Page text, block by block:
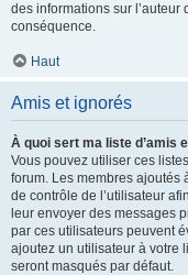
des informations sur
conséquence.
Haut
Amis et ignorés
À quoi sert ma liste d’amis
Vous pouvez utiliser ces
forum. Les membres ajoutés
de contrôle de l’utilisateur
leur envoyer des messages
par ces utilisateurs peuvent
ajoutez un utilisateur à votre
seront masqués par défaut.